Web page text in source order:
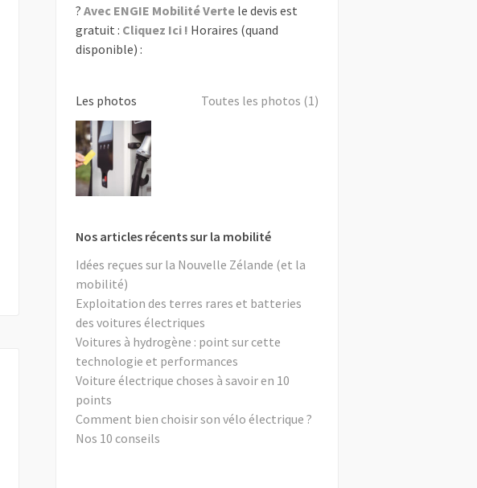
? Avec ENGIE Mobilité Vertele devis est
gratuit : Cliquez Ici ! Horaires (quand
disponible) :
Les photos Toutes les photos (1)
Nos articles récents sur la mobilité
Idées reçues sur la Nouvelle Zélande (et la
mobilité)
Exploitation des terres rares et batteries
des voitures électriques
Voitures à hydrogène : point sur cette
technologie et performances
Voiture électrique choses à savoir en 10
points
Comment bien choisir son vélo électrique ?
Nos 10 conseils